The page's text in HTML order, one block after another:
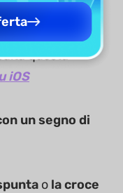
questa
iOS
un segno di
o la croce